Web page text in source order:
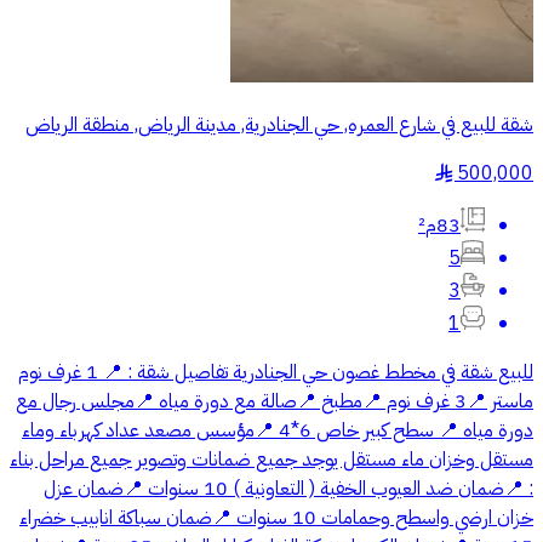
شقة للبيع في شارع العمره, حي الجنادرية, مدينة الرياض, منطقة الرياض
500,000
§
83م²
5
3
1
للبيع شقة في مخطط غصون حي الجنادرية تفاصيل شقة : 📍 1 غرف نوم
ماستر 📍3 غرف نوم 📍مطبخ 📍صالة مع دورة مياه 📍مجلس رجال مع
دورة مياه 📍 سطح كبير خاص 6*4 📍مؤسس مصعد عداد كهرباء وماء
مستقل وخزان ماء مستقل يوجد جميع ضمانات وتصوير جميع مراحل بناء
: 📍ضمان ضد العيوب الخفية ( التعاونية ) 10 سنوات 📍ضمان عزل
خزان ارضي واسطح وحمامات 10 سنوات 📍ضمان سباكة انابيب خضراء